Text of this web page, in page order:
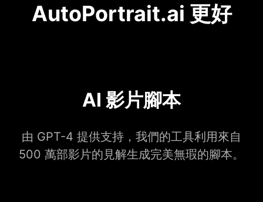
AutoPortrait.ai 更好
AI 影片腳本
由 GPT-4 提供支持，我們的工具利用來自
500 萬部影片的見解生成完美無瑕的腳本。